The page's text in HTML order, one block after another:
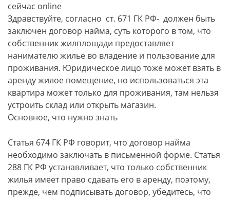
сейчас online
Здравствуйте, согласно ст. 671 ГК РФ- должен быть
заключен договор найма, суть которого в том, что
собственник жилплощади предоставляет
нанимателю жилье во владение и пользование для
проживания. Юридическое лицо тоже может взять в
аренду жилое помещение, но использоваться эта
квартира может только для проживания, там нельзя
устроить склад или открыть магазин.
Основное, что нужно знать
Статья 674 ГК РФ говорит, что договор найма
необходимо заключать в письменной форме. Статья
288 ГК РФ устанавливает, что только собственник
жилья имеет право сдавать его в аренду, поэтому,
прежде, чем подписывать договор, убедитесь, что